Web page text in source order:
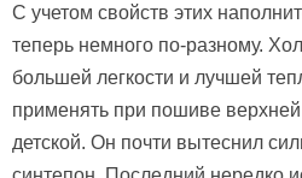
С учетом свойств этих
теперь немного по-разному.
большей легкости и лучшей
применять при пошиве
детской. Он почти вытеснил